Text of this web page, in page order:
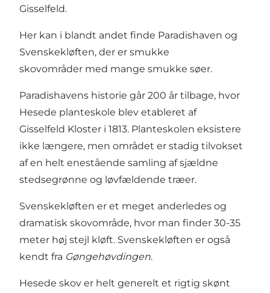
Gisselfeld.
Her kan i blandt andet finde Paradishaven og
Svenskekløften, der er smukke
skovområder med mange smukke søer.
Paradishavens historie går 200 år tilbage, hvor
Hesede planteskole blev etableret af
Gisselfeld Kloster i 1813. Planteskolen eksistere
ikke længere, men området er stadig tilvokset
af en helt enestående samling af sjældne
stedsegrønne og løvfældende træer.
Svenskekløften er et meget anderledes og
dramatisk skovområde, hvor man finder 30-35
meter høj stejl kløft. Svenskekløften er også
kendt fra Gøngehøvdingen.
Hesede skov er helt generelt et rigtig skønt